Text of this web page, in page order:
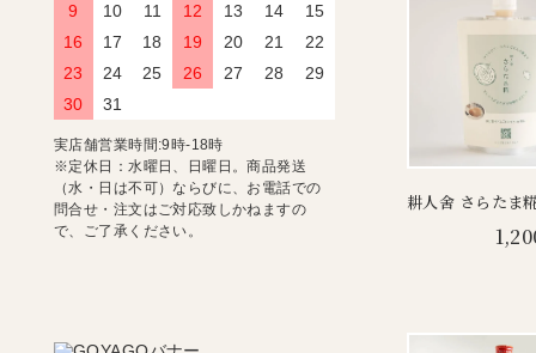
耕人舍 さらたま
9
10 11 12 13 14
15
16
17 18 19 20 21
22
23
24 25 26 27 28
29
30
31
実店舗営業時間:9時-18時
※定休日：水曜日、日曜日。商品発送
（水・日は不可）ならびに、お電話での
問合せ・注文はご対応致しかねますの
で、ご了承ください。